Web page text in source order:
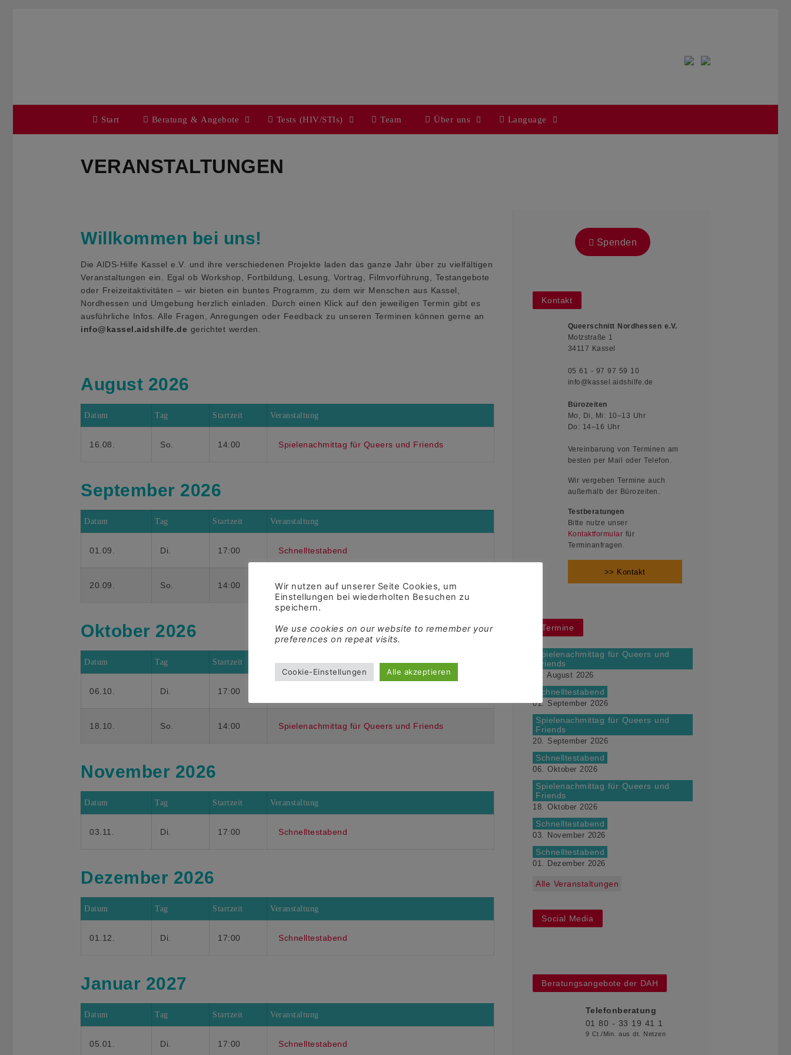
Start Beratung & Angebote Tests (HIV/STIs) Team Über uns Language
VERANSTALTUNGEN
Willkommen bei uns!
Die AIDS-Hilfe Kassel e.V. und ihre verschiedenen Projekte laden das ganze Jahr über zu vielfältigen
Veranstaltungen ein. Egal ob Workshop, Fortbildung, Lesung, Vortrag, Filmvorführung, Testangebote
oder Freizeitaktivitäten – wir bieten ein buntes Programm, zu dem wir Menschen aus Kassel,
Nordhessen und Umgebung herzlich einladen. Durch einen Klick auf den jeweiligen Termin gibt es
ausführliche Infos. Alle Fragen, Anregungen oder Feedback zu unseren Terminen können gerne an
info@kassel.aidshilfe.de gerichtet werden.
August 2026
Datum Tag Startzeit Veranstaltung
16.08. So. 14:00 Spielenachmittag für Queers und Friends
September 2026
Datum Tag Startzeit Veranstaltung
01.09. Di. 17:00 Schnelltestabend
20.09. So. 14:00 Spielenachmittag für Queers und Friends
Oktober 2026
Datum Tag Startzeit Veranstaltung
06.10. Di. 17:00
18.10. So. 14:00 Spielenachmittag für Queers und Friends
November 2026
Datum Tag Startzeit Veranstaltung
03.11. Di. 17:00 Schnelltestabend
Dezember 2026
Datum Tag Startzeit Veranstaltung
01.12. Di. 17:00 Schnelltestabend
Januar 2027
Datum Tag Startzeit Veranstaltung
05.01. Di. 17:00 Schnelltestabend
Spenden
Kontakt
Queerschnitt Nordhessen e.V.
Motzstraße 1
34117 Kassel
05 61 - 97 97 59 10
info@kassel.aidshilfe.de
Bürozeiten
Mo, Di, Mi: 10–13 Uhr
Do: 14–16 Uhr
Vereinbarung von Terminen am
besten per Mail oder Telefon.
Wir vergeben Termine auch
außerhalb der Bürozeiten.
Testberatungen
Bitte nutze unser
Kontaktformular für
Terminanfragen.
>> Kontakt
Termine
Spielenachmittag für Queers und
Friends
16. August 2026
Schnelltestabend
01. September 2026
Spielenachmittag für Queers und
Friends
20. September 2026
Schnelltestabend
06. Oktober 2026
Spielenachmittag für Queers und
Friends
18. Oktober 2026
Schnelltestabend
03. November 2026
Schnelltestabend
01. Dezember 2026
Alle Veranstaltungen
Social Media
Beratungsangebote der DAH
Telefonberatung
01 80 - 33 19 41 1
9 Ct./Min. aus dt. Netzen
Wir nutzen auf unserer Seite Cookies, um
Einstellungen bei wiederholten Besuchen zu
speichern.
We use cookies on our website to remember your
preferences on repeat visits.
Cookie-Einstellungen Alle akzeptieren